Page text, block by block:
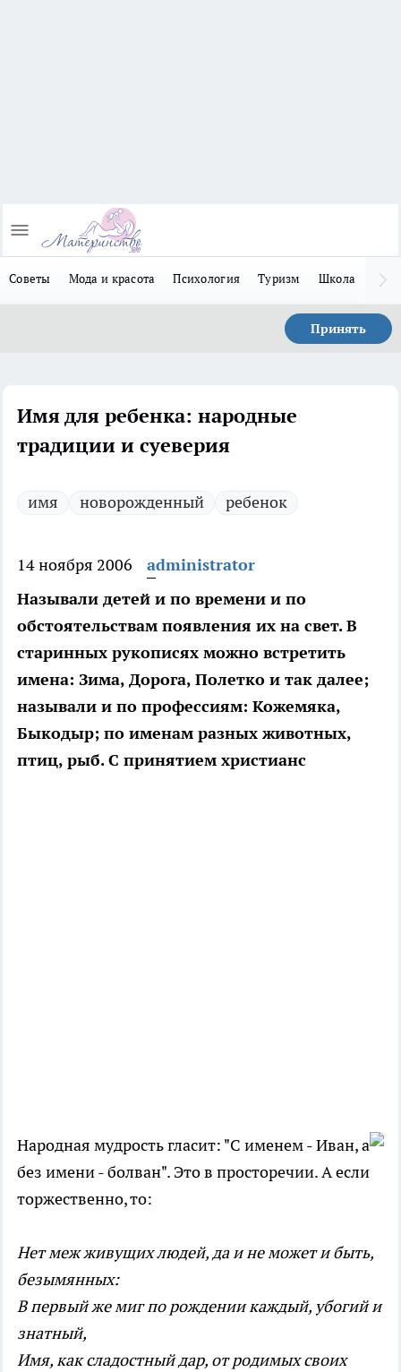
Советы Мода и красота Психология Туризм Школа
Принять
Имя для ребенка: народные
традиции и суеверия
имя новорожденный ребенок
14 ноября 2006
administrator
Называли детей и по времени и по
обстоятельствам появления их на свет. В
старинных рукописях можно встретить
имена: Зима, Дорога, Полетко и так далее;
называли и по профессиям: Кожемяка,
Быкодыр; по именам разных животных,
птиц, рыб. С принятием христианс
Народная мудрость гласит: "С именем - Иван, а
без имени - болван". Это в просторечии. А если
торжественно, то:
Нет меж живущих людей, да и не может и быть,
безымянных:
В первый же миг по рождении каждый, убогий и
знатный,
Имя, как сладостный дар, от родимых своих